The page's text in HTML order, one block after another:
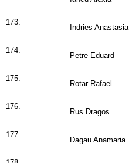
173.
Indries Anastasia
174.
Petre Eduard
175.
Rotar Rafael
176.
Rus Dragos
177.
Dagau Anamaria